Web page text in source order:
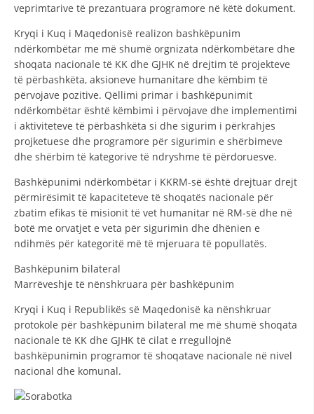
EKIPE PËRGJIGJE DISASTER
STACIONIN E UJIT SHPËTIMIT – VODNO
EOK E CK
MARRDHËNJE ME PUBLIKUN
BASHKËPUNIM NDËRKOMBËTAR
MARRËVESHJE
SHËRBIMI PËR KËRKIM
VEPRIMTARI SHËNDETËSORE PREVENTIVE
DHURIMI I GJAKUT
veprimtarive të prezantuara programore në këtë dokument.
Kryqi i Kuq i Maqedonisë realizon bashkëpunim
ndërkombëtar me më shumë orgnizata ndërkombëtare dhe
shoqata nacionale të KK dhe GJHK në drejtim të projekteve
të përbashkëta, aksioneve humanitare dhe këmbim të
përvojave pozitive. Qëllimi primar i bashkëpunimit
ndërkombëtar është këmbimi i përvojave dhe implementimi
i aktiviteteve të përbashkëta si dhe sigurim i përkrahjes
projketuese dhe programore për sigurimin e shërbimeve
dhe shërbim të kategorive të ndryshme të përdoruesve.
Bashkëpunimi ndërkombëtar i KKRM-së është drejtuar drejt
përmirësimit të kapaciteteve të shoqatës nacionale për
zbatim efikas të misionit të vet humanitar në RM-së dhe në
botë me orvatjet e veta për sigurimin dhe dhënien e
ndihmës për kategoritë më të mjeruara të popullatës.
Bashkëpunim bilateral
Marrëveshje të nënshkruara për bashkëpunim
Kryqi i Kuq i Republikës së Maqedonisë ka nënshkruar
protokole për bashkëpunim bilateral me më shumë shoqata
nacionale të KK dhe GJHK të cilat e rregullojnë
bashkëpunimin programor të shoqatave nacionale në nivel
nacional dhe komunal.